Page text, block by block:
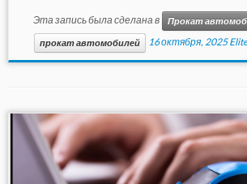
Эта запись была сделана в Прокат
прокат автомобилей 16 октября, 2025 Elite